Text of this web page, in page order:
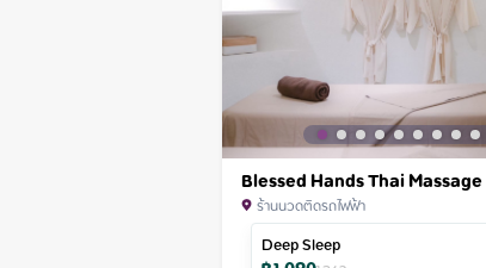
Blessed Hands Thai Massage
ร้านนวดติดรถไฟฟ้า
Deep Sleep